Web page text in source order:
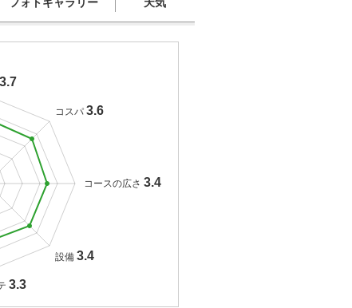
3.7
コスパ 3.6
コースの広さ 3.4
設備 3.4
3.3